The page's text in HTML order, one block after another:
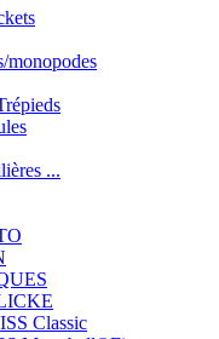
monopodes
...
Classic